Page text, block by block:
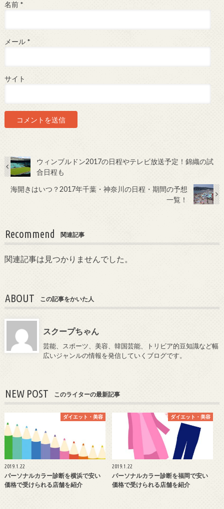
名前 *
メール *
サイト
ウィンブルドン2017の日程やテレビ放送予定！錦織の試
合日程も
海開きはいつ？2017年千葉・神奈川の日程・期間の予想
一覧！
Recommend 関連記事
関連記事は見つかりませんでした。
ABOUT この記事をかいた人
スクープちゃん
芸能、スポーツ、美容、韓国芸能、トリビア的豆知識など幅
広いジャンルの情報を発信していくブログです。
NEW POST このライターの最新記事
ダイエット・美容
2019.1.22
パーソナルカラー診断を横浜で安い
価格で受けられる店舗を紹介
ダイエット・美容
2019.1.22
パーソナルカラー診断を福岡で安い
価格で受けられる店舗を紹介